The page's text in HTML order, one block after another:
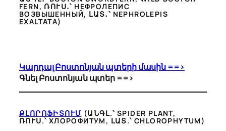
FERN, ՌՈՒՍ․՝ НЕФРОЛЕПИС
ВОЗВЫШЕННЫЙ, ԼԱՏ․՝ NEPHROLEPIS
EXALTATA)
Կարդալ Բոստոնյան պտերի մասին ==>
Գնել Բոստոնյան պտեր ==>
ՔԼՈՐՈՖԻՏՈՒՄ (ԱՆԳԼ.՝ SPIDER PLANT,
ՌՈՒՍ.՝ ХЛОРОФИТУМ, ԼԱՏ.՝ CHLOROPHYTUM)